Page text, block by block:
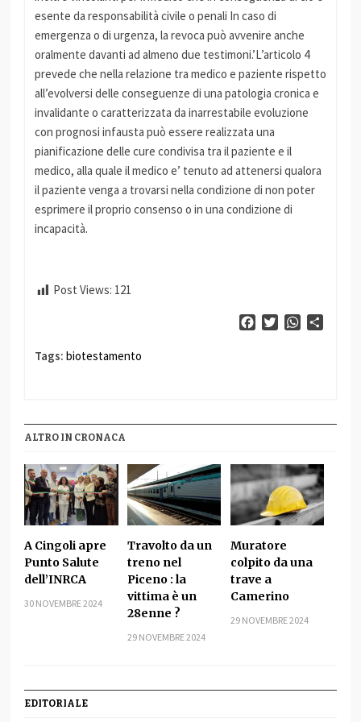
esente da responsabilità civile o penali In caso di
emergenza o di urgenza, la revoca può avvenire anche
oralmente davanti ad almeno due testimoni.’L’articolo 4
prevede che nella relazione tra medico e paziente rispetto
all’evolversi delle conseguenze di una patologia cronica e
invalidante o caratterizzata da inarrestabile evoluzione
con prognosi infausta può essere realizzata una
pianificazione delle cure condivisa tra il paziente e il
medico, alla quale il medico e’ tenuto ad attenersi qualora
il paziente venga a trovarsi nella condizione di non poter
esprimere il proprio consenso o in una condizione di
incapacità.
Post Views: 121
FacebookTwitterWhatsApp
Tags: biotestamento
ALTRO IN CRONACA
A Cingoli apre
Punto Salute
dell’INRCA
30 NOVEMBRE 2024
Travolto da un
treno nel
Piceno : la
vittima è un
28enne ?
29 NOVEMBRE 2024
Muratore
colpito da una
trave a
Camerino
29 NOVEMBRE 2024
EDITORIALE